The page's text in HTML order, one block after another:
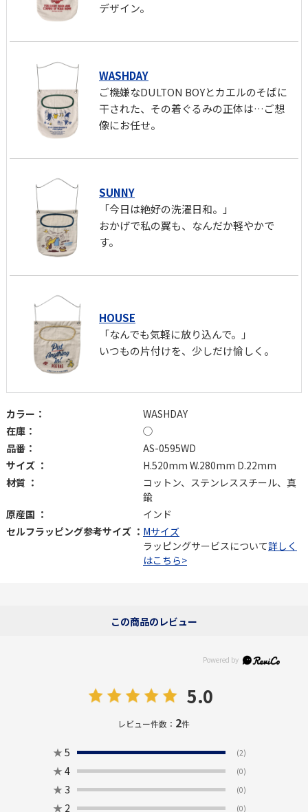
デザイン。
WASHDAY
ご機嫌なDULTON BOYとカエルのそばに
干された、その着ぐるみの正体は…ご想
像にお任せ。
SUNNY
「今日は絶好の洗濯日和。」
おかげで私の翼も、なんだか軽やかで
す。
HOUSE
「なんでも気軽に放り込んで。」
いつもの片付けを、少しだけ愉しく。
カラー：
WASHDAY
在庫：
◯
品番：
AS-0595WD
サイズ ：
H.520mm W.280mm D.22mm
材質 ：
コットン、ステンレススチール、真
鍮
原産国 ：
インド
セルフラッピング参考サイズ ： Mサイズ
ラッピングサービスについて詳しく
はこちら>
この商品のレビュー
5.0
レビュー件数： 2件
★ 5 (2)
★ 4 (0)
★ 3 (0)
★ 2 (0)